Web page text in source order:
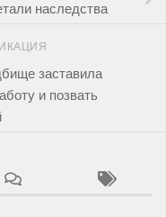
наследства
заставила
и позвать